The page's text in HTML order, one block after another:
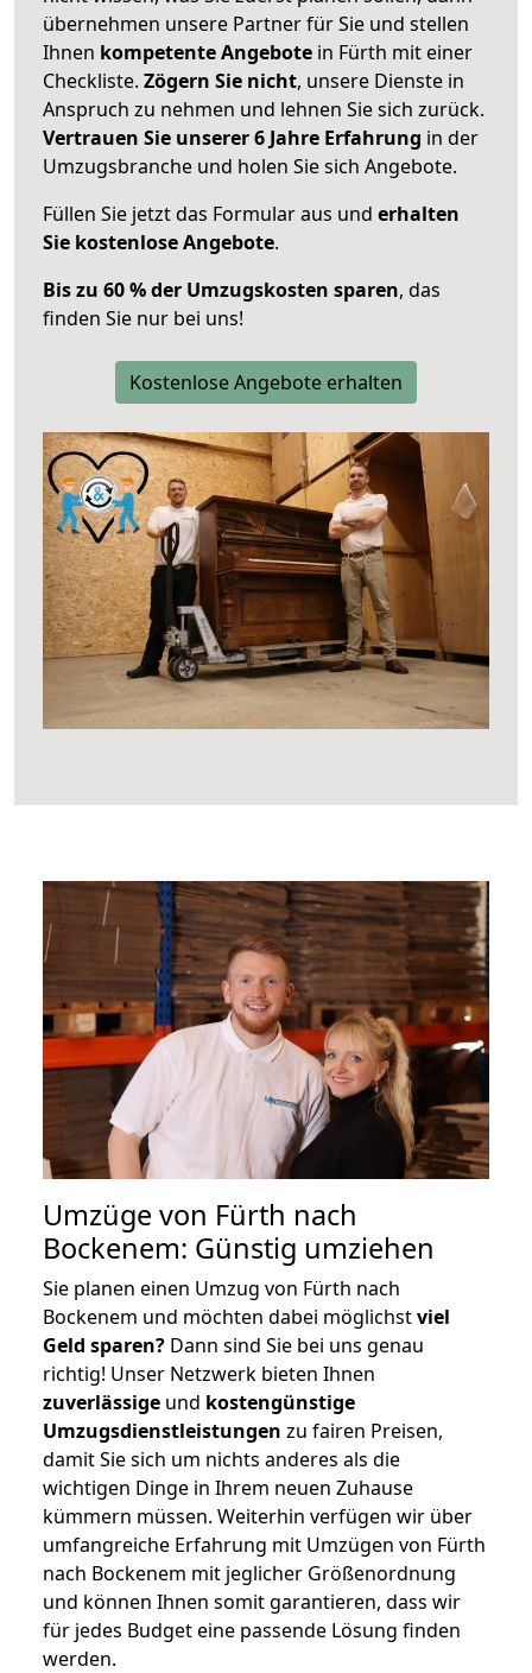
übernehmen unsere Partner für Sie und stellen
Ihnen kompetente Angebote in Fürth mit einer
Checkliste. Zögern Sie nicht, unsere Dienste in
Anspruch zu nehmen und lehnen Sie sich zurück.
Vertrauen Sie unserer 6 Jahre Erfahrung in der
Umzugsbranche und holen Sie sich Angebote.
Füllen Sie jetzt das Formular aus und erhalten
Sie kostenlose Angebote.
Bis zu 60 % der Umzugskosten sparen, das
finden Sie nur bei uns!
Kostenlose Angebote erhalten
Umzüge von Fürth nach
Bockenem: Günstig umziehen
Sie planen einen Umzug von Fürth nach
Bockenem und möchten dabei möglichstviel
Geld sparen? Dann sind Sie bei uns genau
richtig! Unser Netzwerk bieten Ihnen
zuverlässige und kostengünstige
Umzugsdienstleistungen zu fairen Preisen,
damit Sie sich um nichts anderes als die
wichtigen Dinge in Ihrem neuen Zuhause
kümmern müssen. Weiterhin verfügen wir über
umfangreiche Erfahrung mit Umzügen von Fürth
nach Bockenem mit jeglicher Größenordnung
und können Ihnen somit garantieren, dass wir
für jedes Budget eine passende Lösung finden
werden.